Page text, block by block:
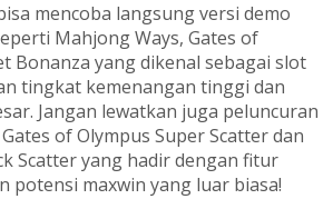
mencoba langsung versi demo
Mahjong Ways, Gates of
Bonanza yang dikenal sebagai slot
tingkat kemenangan tinggi dan
Jangan lewatkan juga peluncuran
of Olympus Super Scatter dan
Scatter yang hadir dengan fitur
potensi maxwin yang luar biasa!